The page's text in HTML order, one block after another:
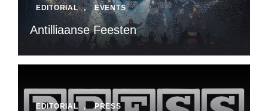
EDITORIAL , EVENTS
Antilliaanse Feesten
EDITORIAL , PRESS